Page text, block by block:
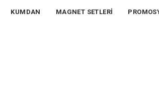
KUMDAN MAGNET SETLERİ